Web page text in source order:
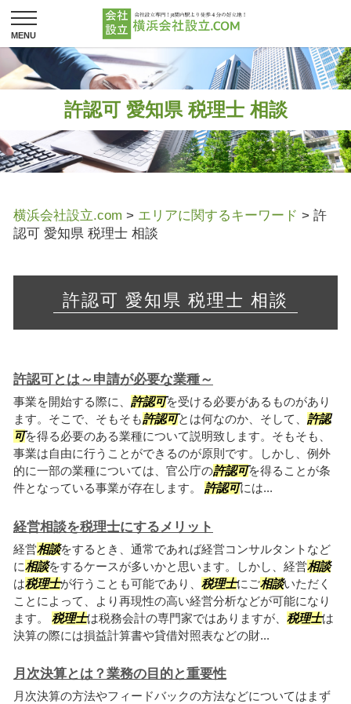
許認可 愛知県 税理士 相談
横浜会社設立.com > エリアに関するキーワード > 許
認可 愛知県 税理士 相談
許認可 愛知県 税理士 相談
許認可とは～申請が必要な業種～
事業を開始する際に、 許認可を受ける必要があるものがあり
ます。そこで、そもそも許認可とは何なのか、そして、 許認
可を得る必要のある業種について説明致します。そもそも、
事業は自由に行うことができるのが原則です。しかし、例外
的に一部の業種については、官公庁の許認可を得ることが条
件となっている事業が存在します。 許認可には...
経営相談を税理士にするメリット
経営相談をするとき、通常であれば経営コンサルタントなど
に相談をするケースが多いかと思います。しかし、経営相談
は税理士が行うことも可能であり、 税理士にご相談いただく
ことによって、より再現性の高い経営分析などが可能になり
ます。 税理士は税務会計の専門家ではありますが、 税理士は
決算の際には損益計算書や貸借対照表などの財...
月次決算とは？業務の目的と重要性
月次決算の方法やフィードバックの方法などについてはまず